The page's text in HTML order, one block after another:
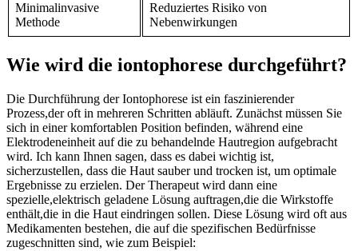
Minimalinvasive‌
Methode
Reduziertes‍ Risiko von
Nebenwirkungen
Wie wird die iontophorese durchgeführt?
Die⁤ Durchführung der Iontophorese ist ein faszinierender
Prozess,der oft in mehreren Schritten ⁣abläuft. Zunächst ⁣müssen⁣ Sie
sich‌ in einer komfortablen ‍Position befinden, während eine
Elektrodeneinheit​ auf⁢ die zu‍ behandelnde ‍Hautregion⁢ aufgebracht⁣
wird. Ich kann Ihnen⁤ sagen, dass es dabei‍ wichtig ist,
sicherzustellen, dass die Haut‌ sauber und trocken ist,​ um optimale
Ergebnisse‍ zu erzielen. Der Therapeut wird⁤ dann​ eine
spezielle,elektrisch geladene Lösung auftragen,die die ‌Wirkstoffe
enthält,die⁤ in die Haut eindringen⁢ sollen. Diese ​Lösung wird oft aus
Medikamenten bestehen, die auf die spezifischen Bedürfnisse
zugeschnitten sind, ​wie zum Beispiel: